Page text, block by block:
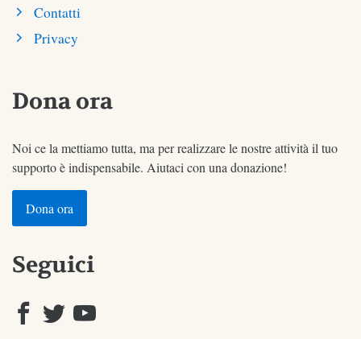
Contatti
Privacy
Dona ora
Noi ce la mettiamo tutta, ma per realizzare le nostre attività il tuo
supporto è indispensabile. Aiutaci con una donazione!
Dona ora
Seguici